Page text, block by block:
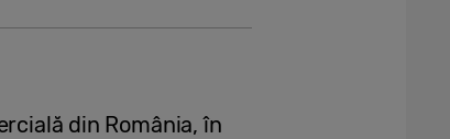
din România, în